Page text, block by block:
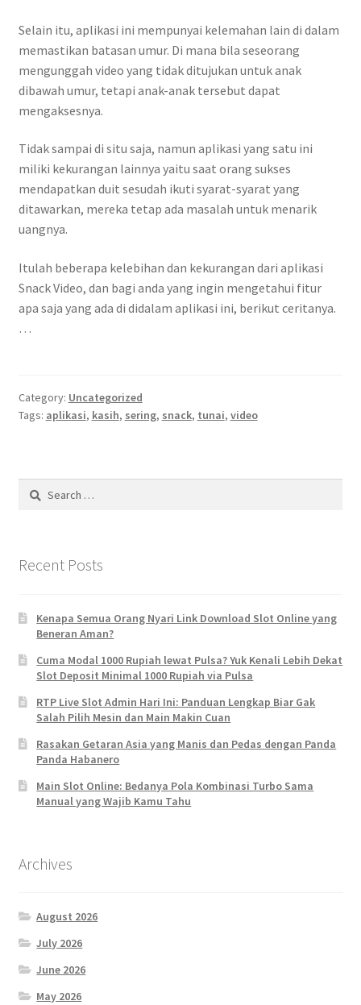
Selain itu, aplikasi ini mempunyai kelemahan lain di dalam
memastikan batasan umur. Di mana bila seseorang
mengunggah video yang tidak ditujukan untuk anak
dibawah umur, tetapi anak-anak tersebut dapat
mengaksesnya.
Tidak sampai di situ saja, namun aplikasi yang satu ini
miliki kekurangan lainnya yaitu saat orang sukses
mendapatkan duit sesudah ikuti syarat-syarat yang
ditawarkan, mereka tetap ada masalah untuk menarik
uangnya.
Itulah beberapa kelebihan dan kekurangan dari aplikasi
Snack Video, dan bagi anda yang ingin mengetahui fitur
apa saja yang ada di didalam aplikasi ini, berikut ceritanya.
…
Category: Uncategorized
Tags: aplikasi, kasih, sering, snack, tunai, video
Search
Recent Posts
Kenapa Semua Orang Nyari Link Download Slot Online yang
Beneran Aman?
Cuma Modal 1000 Rupiah lewat Pulsa? Yuk Kenali Lebih Dekat
Slot Deposit Minimal 1000 Rupiah via Pulsa
RTP Live Slot Admin Hari Ini: Panduan Lengkap Biar Gak
Salah Pilih Mesin dan Main Makin Cuan
Rasakan Getaran Asia yang Manis dan Pedas dengan Panda
Panda Habanero
Main Slot Online: Bedanya Pola Kombinasi Turbo Sama
Manual yang Wajib Kamu Tahu
Archives
August 2026
July 2026
June 2026
May 2026